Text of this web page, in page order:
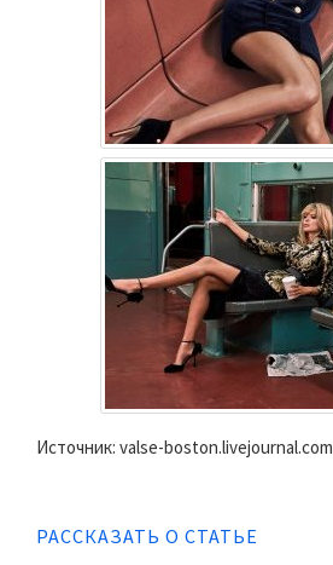
Источник: valse-boston.livejournal.com
РАССКАЗАТЬ О СТАТЬЕ